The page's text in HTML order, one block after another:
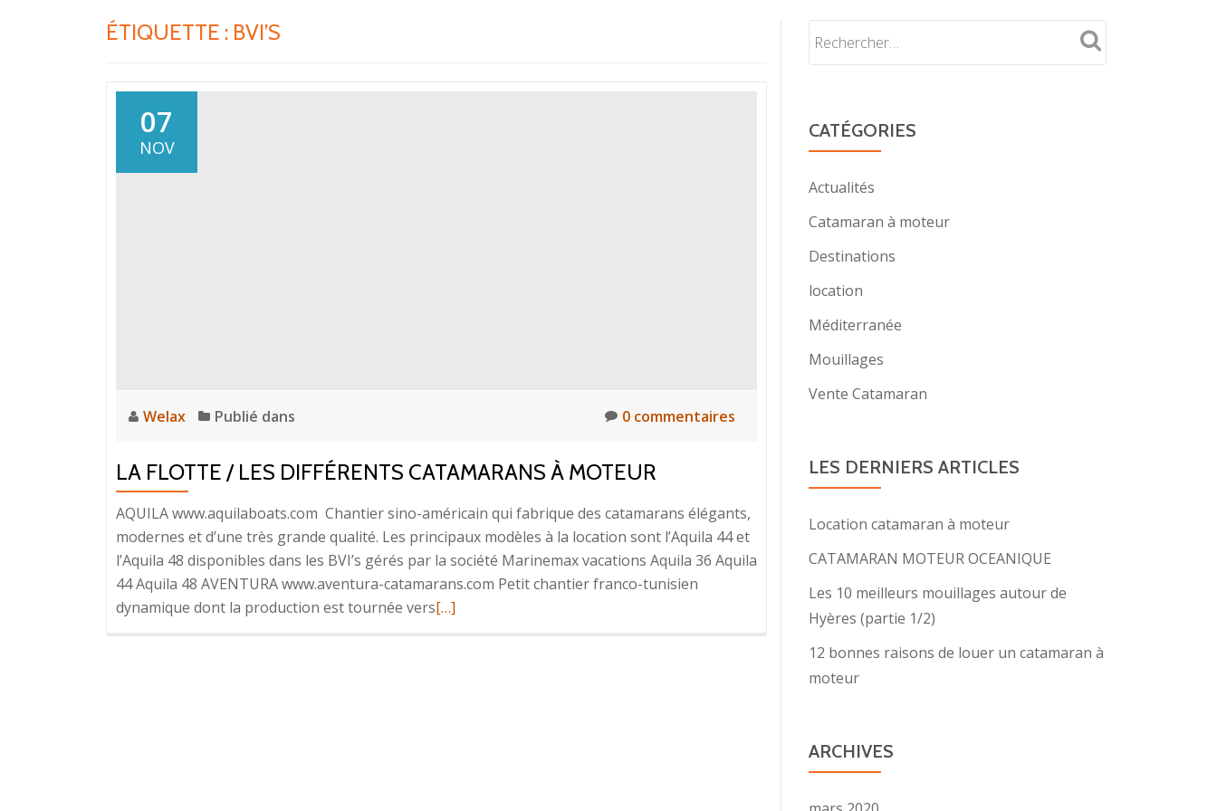
ÉTIQUETTE : BVI’S
07
NOV
Welax Publié dans 0 commentaires
LA FLOTTE / LES DIFFÉRENTS CATAMARANS À MOTEUR
AQUILA www.aquilaboats.com Chantier sino-américain qui fabrique des catamarans élégants,
modernes et d’une très grande qualité. Les principaux modèles à la location sont l’Aquila 44 et
l’Aquila 48 disponibles dans les BVI’s gérés par la société Marinemax vacations Aquila 36 Aquila
44 Aquila 48 AVENTURA www.aventura-catamarans.com Petit chantier franco-tunisien
dynamique dont la production est tournée versEn
[…]
CATÉGORIES
Actualités
Catamaran à moteur
Destinations
location
Méditerranée
Mouillages
Vente Catamaran
LES DERNIERS ARTICLES
Location catamaran à moteur
CATAMARAN MOTEUR OCEANIQUE
Les 10 meilleurs mouillages autour de
Hyères (partie 1/2)
12 bonnes raisons de louer un catamaran à
moteur
ARCHIVES